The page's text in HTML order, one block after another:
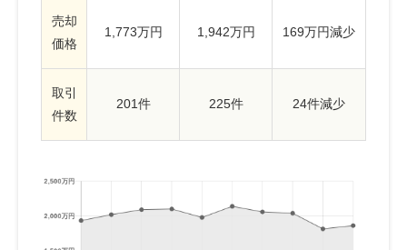
売却
価格
1,773万円 1,942万円 169万円減少
取引
件数
201件 225件 24件減少